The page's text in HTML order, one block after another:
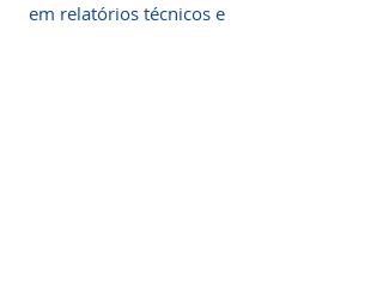
em relatórios técnicos e